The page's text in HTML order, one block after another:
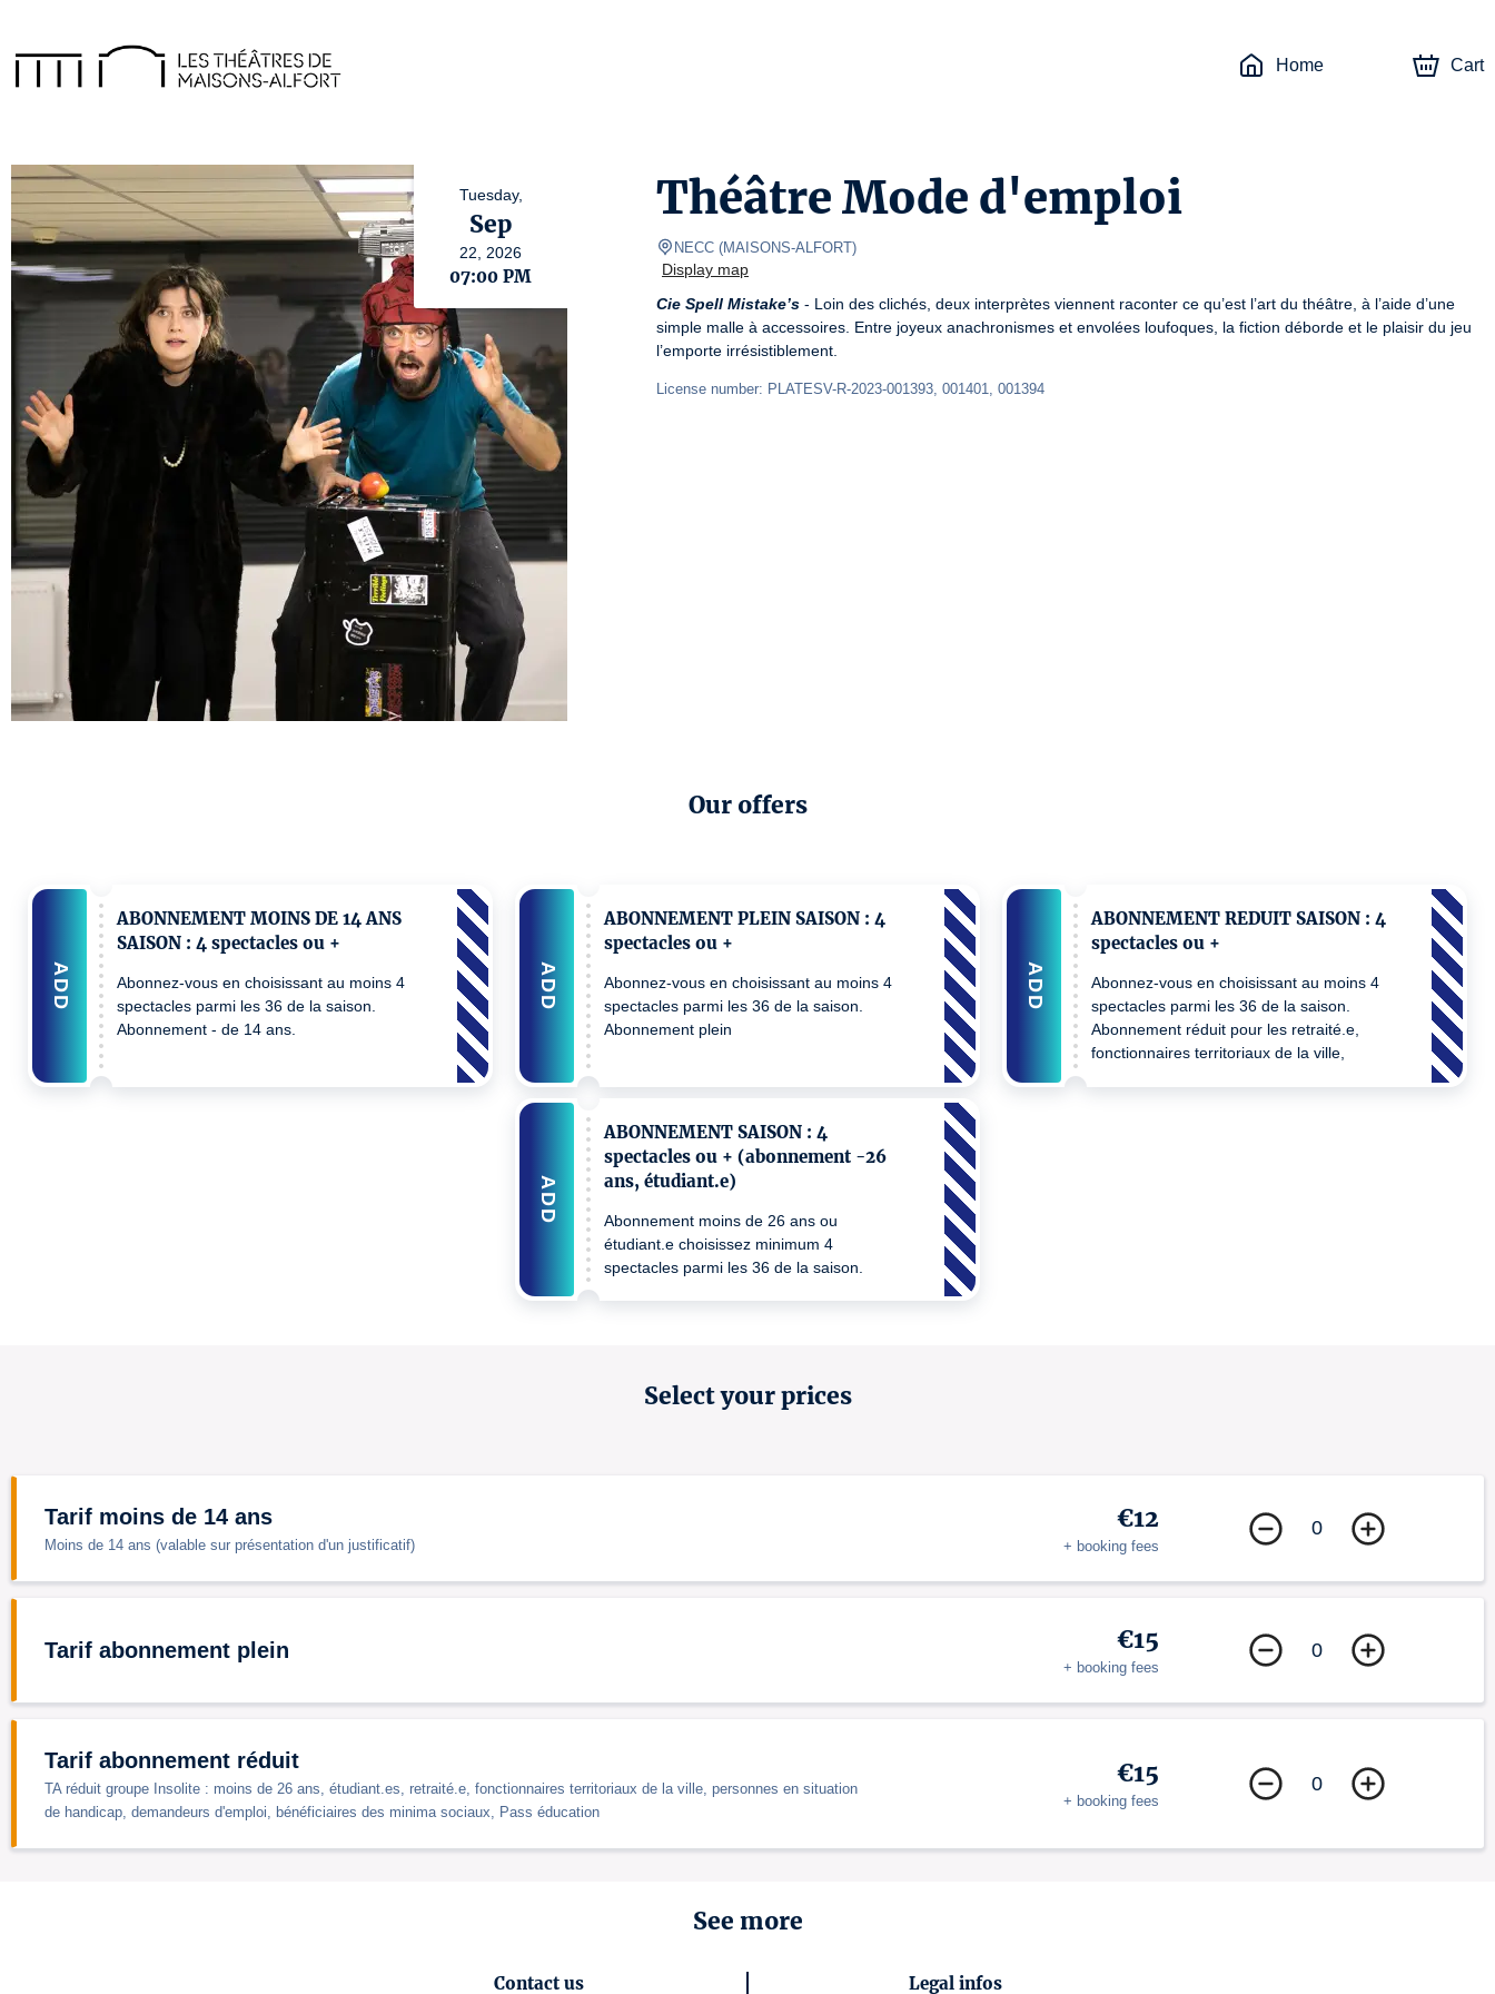
Home Cart
Tuesday,
Sep
22, 2026
07:00 PM
Théâtre Mode d'emploi
NECC (MAISONS-ALFORT)
Display map
Cie Spell Mistake’s - Loin des clichés, deux interprètes viennent raconter ce qu’est l’art du théâtre, à l’aide d’une
simple malle à accessoires. Entre joyeux anachronismes et envolées loufoques, la fiction déborde et le plaisir du jeu
l’emporte irrésistiblement.
License number: PLATESV-R-2023-001393, 001401, 001394
Our offers
ABONNEMENT MOINS DE 14 ANS
SAISON : 4 spectacles ou +
Abonnez-vous en choisissant au moins 4
spectacles parmi les 36 de la saison.
Abonnement - de 14 ans.
ADD
ABONNEMENT PLEIN SAISON : 4
spectacles ou +
Abonnez-vous en choisissant au moins 4
spectacles parmi les 36 de la saison.
Abonnement plein
ADD
ABONNEMENT REDUIT SAISON : 4
spectacles ou +
Abonnez-vous en choisissant au moins 4
spectacles parmi les 36 de la saison.
Abonnement réduit pour les retraité.e,
fonctionnaires territoriaux de la ville,
ADD
ABONNEMENT SAISON : 4
spectacles ou + (abonnement -26
ans, étudiant.e)
Abonnement moins de 26 ans ou
étudiant.e choisissez minimum 4
spectacles parmi les 36 de la saison.
ADD
Select your prices
Tarif moins de 14 ans
Moins de 14 ans (valable sur présentation d'un justificatif)
€12
+ booking fees
0
Tarif abonnement plein €15
+ booking fees
0
Tarif abonnement réduit
TA réduit groupe Insolite : moins de 26 ans, étudiant.es, retraité.e, fonctionnaires territoriaux de la ville, personnes en situation
de handicap, demandeurs d'emploi, bénéficiaires des minima sociaux, Pass éducation
€15
+ booking fees
0
See more
Contact us Legal infos